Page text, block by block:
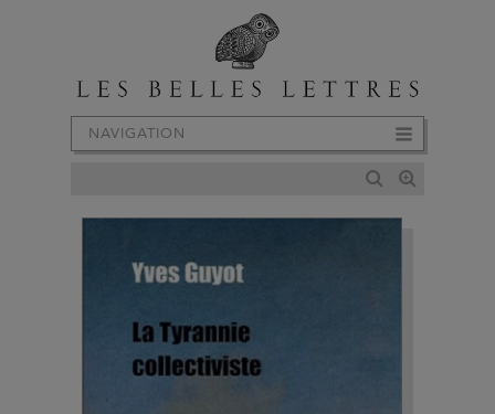
NAVIGATION